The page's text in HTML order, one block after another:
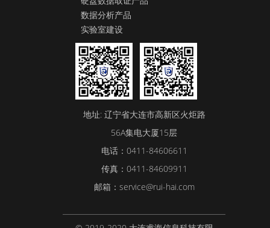
数据分析产品
实验室建设
地址: 辽宁省大连市高新区火炬路
56A集电大厦15层
电话：0411-84606611
传真：0411-84609911
邮箱：service@rui-hai.com